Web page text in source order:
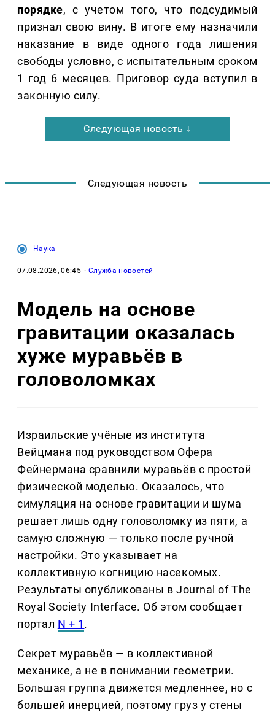
порядке, с учетом того, что подсудимый
признал свою вину. В итоге ему назначили
наказание в виде одного года лишения
свободы условно, с испытательным сроком
1 год 6 месяцев. Приговор суда вступил в
законную силу.
Следующая новость ↓
Следующая новость
Наука
07.08.2026, 06:45 · Служба новостей
Модель на основе
гравитации оказалась
хуже муравьёв в
головоломках
Израильские учёные из института
Вейцмана под руководством Офера
Фейнермана сравнили муравьёв с простой
физической моделью. Оказалось, что
симуляция на основе гравитации и шума
решает лишь одну головоломку из пяти, а
самую сложную — только после ручной
настройки. Это указывает на
коллективную когницию насекомых.
Результаты опубликованы в Journal of The
Royal Society Interface. Об этом сообщает
портал N + 1.
Секрет муравьёв — в коллективной
механике, а не в понимании геометрии.
Большая группа движется медленнее, но с
большей инерцией, поэтому груз у стены